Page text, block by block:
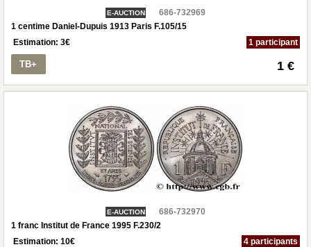
E-AUCTION
686-732969
1 centime Daniel-Dupuis 1913 Paris F.105/15
Estimation: 3€ 1 participant
TB+ 1 €
E-AUCTION
686-732970
1 franc Institut de France 1995 F.230/2
Estimation: 10€ 4 participants